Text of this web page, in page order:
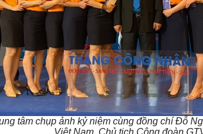
tâm chụp ảnh kỷ niệm cùng đồng chí Đỗ
Việt Nam, Chủ tịch Công đoàn